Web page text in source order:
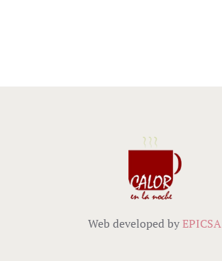
Web developed byEPICSA